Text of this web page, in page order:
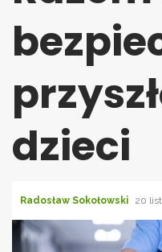
dzieci
Radosław Sokołowski 20